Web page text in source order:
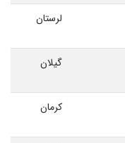
لرستان
گیلان
کرمان